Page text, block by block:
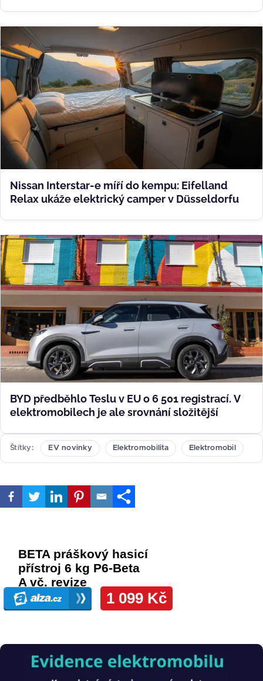
Nissan Interstar-e míří do kempu: Eifelland
Relax ukáže elektrický camper v Düsseldorfu
BYD předběhlo Teslu v EU o 6 501 registrací. V
elektromobilech je ale srovnání složitější
Štítky EV novinky Elektromobilita Elektromobil
Obrázek